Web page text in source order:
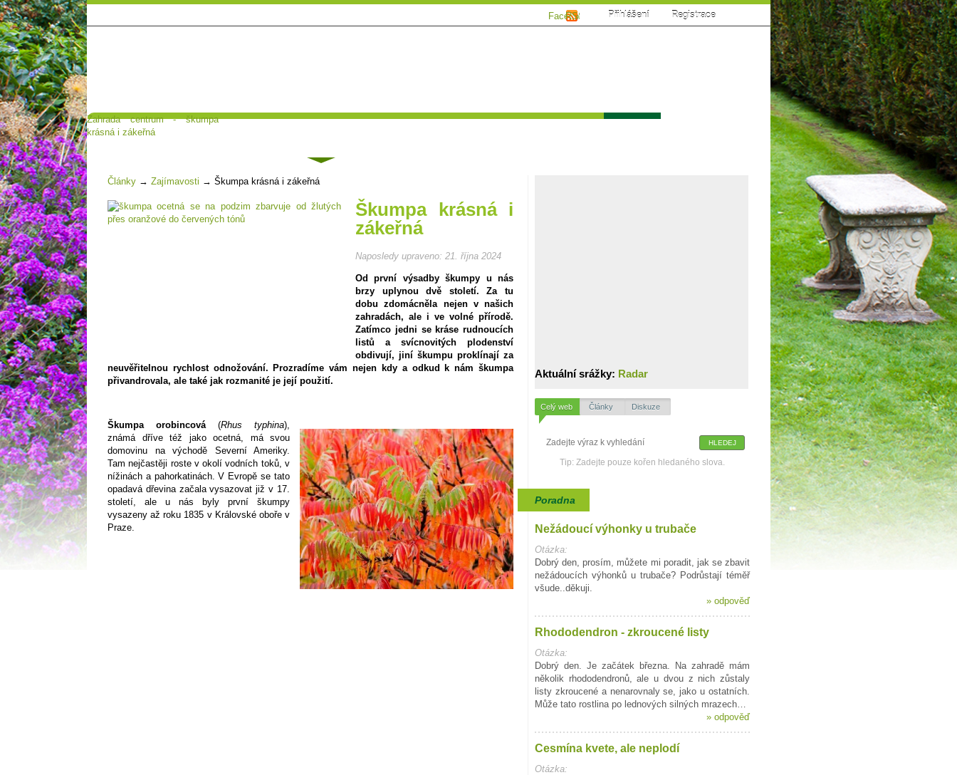
Přihlášení Registrace
Facebook
RSS
Zahrada centrum - škumpa
krásná i zákeřná
Hlavní strana
Články → Zajímavosti → Škumpa krásná i zákeřná
Škumpa krásná i
zákeřná
Naposledy upraveno: 21. října 2024
Od první výsadby škumpy u nás
brzy uplynou dvě století. Za tu
dobu zdomácněla nejen v našich
zahradách, ale i ve volné přírodě.
Zatímco jedni se kráse rudnoucích
listů a svícnovitých plodenství
obdivují, jiní škumpu proklínají za
neuvěřitelnou rychlost odnožování. Prozradíme vám nejen kdy a odkud k nám škumpa
přivandrovala, ale také jak rozmanité je její použití.
Škumpa orobincová (Rhus typhina),
známá dříve též jako ocetná, má svou
domovinu na východě Severní Ameriky.
Tam nejčastěji roste v okolí vodních toků, v
nížinách a pahorkatinách. V Evropě se tato
opadavá dřevina začala vysazovat již v 17.
století, ale u nás byly první škumpy
vysazeny až roku 1835 v Královské oboře v
Praze.
Aktuální srážky: Radar
Celý web Články Diskuze
Tip: Zadejte pouze kořen hledaného slova.
Poradna
Nežádoucí výhonky u trubače
Otázka:
Dobrý den, prosím, můžete mi poradit, jak se zbavit
nežádoucích výhonků u trubače? Podrůstají téměř
všude..děkuji.
» odpověď
Rhododendron - zkroucené listy
Otázka:
Dobrý den. Je začátek března. Na zahradě mám
několik rhododendronů, ale u dvou z nich zůstaly
listy zkroucené a nenarovnaly se, jako u ostatních.
Může tato rostlina po lednových silných mrazech…
» odpověď
Cesmína kvete, ale neplodí
Otázka: